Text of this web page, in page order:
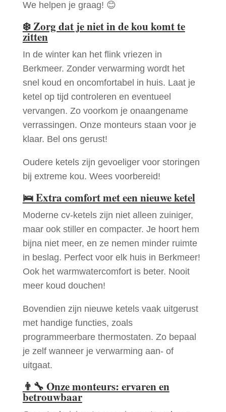
We helpen je graag! 😊
❄️Zorg dat je niet in de kou komt te
zitten
In de winter kan het flink vriezen in
Berkmeer. Zonder verwarming wordt het
snel koud en oncomfortabel in huis. Laat je
ketel op tijd controleren en eventueel
vervangen. Zo voorkom je onaangename
verrassingen. Onze monteurs staan voor je
klaar. Bel ons gerust!
Oudere ketels zijn gevoeliger voor storingen
bij extreme kou. Wees voorbereid!
🛌Extra comfort met een nieuwe ketel
Moderne cv-ketels zijn niet alleen zuiniger,
maar ook stiller en compacter. Je hoort hem
bijna niet meer, en ze nemen minder ruimte
in beslag. Perfect voor elk huis in Berkmeer!
Ook het warmwatercomfort is beter. Nooit
meer koud douchen!
Bovendien zijn nieuwe ketels vaak uitgerust
met handige functies, zoals
programmeerbare thermostaten. Zo bepaal
je zelf wanneer je verwarming aan- of
uitgaat.
👨‍🔧 Onze monteurs: ervaren en
betrouwbaar